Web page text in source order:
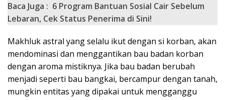
Baca Juga : 6 Program Bantuan Sosial Cair Sebelum
Lebaran, Cek Status Penerima di Sini!
Makhluk astral yang selalu ikut dengan si korban, akan
mendominasi dan menggantikan bau badan korban
dengan aroma mistiknya. Jika bau badan berubah
menjadi seperti bau bangkai, bercampur dengan tanah,
mungkin entitas yang dipakai untuk mengganggu